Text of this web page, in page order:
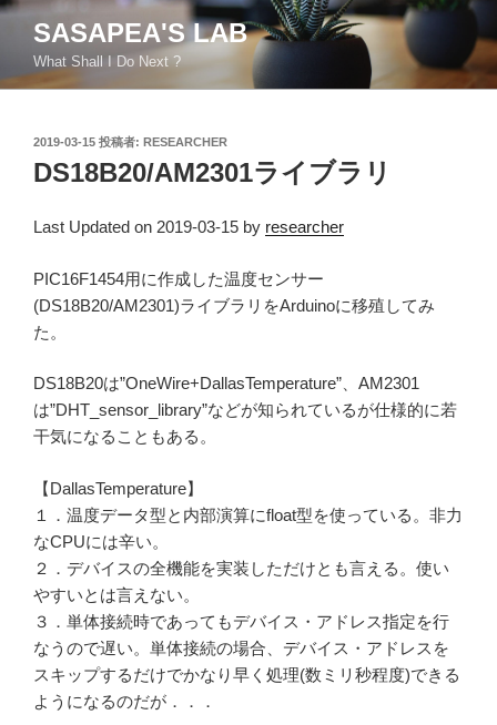
コ
ン
SASAPEA'S LAB
What Shall I Do Next ?
投
稿
日:
2019-03-15 投稿者: RESEARCHER
DS18B20/AM2301ライブラリ
Last Updated on 2019-03-15 by researcher
PIC16F1454用に作成した温度センサー
(DS18B20/AM2301)ライブラリをArduinoに移殖してみ
た。
DS18B20は”OneWire+DallasTemperature”、AM2301
は”DHT_sensor_library”などが知られているが仕様的に若
干気になることもある。
【DallasTemperature】
１．温度データ型と内部演算にfloat型を使っている。非力
なCPUには辛い。
２．デバイスの全機能を実装しただけとも言える。使い
やすいとは言えない。
３．単体接続時であってもデバイス・アドレス指定を行
なうので遅い。単体接続の場合、デバイス・アドレスを
スキップするだけでかなり早く処理(数ミリ秒程度)できる
ようになるのだが．．．